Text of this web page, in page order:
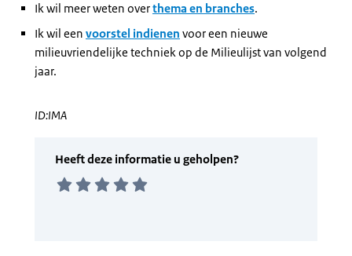
Ik wil meer weten overthema en branches.
Ik wil een voorstel indienen voor een nieuwe
milieuvriendelijke techniek op de Milieulijst van volgend
jaar.
ID:IMA